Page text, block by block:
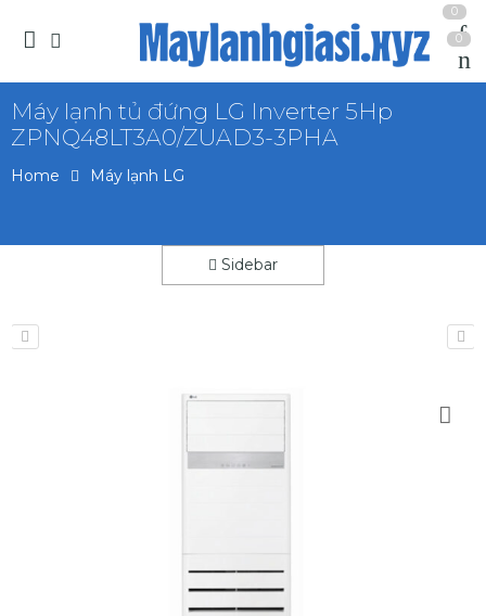
0
0
Máy lạnh tủ đứng LG Inverter 5Hp
ZPNQ48LT3A0/ZUAD3-3PHA
Home Máy lạnh LG
Sidebar